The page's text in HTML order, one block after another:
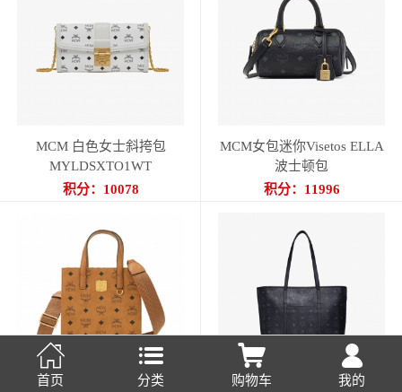
MCM 白色女士斜挎包
MYLDSXTO1WT
积分：10078
MCM女包迷你Visetos ELLA
波士顿包
MWBESEA01BK001
积分：11996

首页

分类

购物车

我的